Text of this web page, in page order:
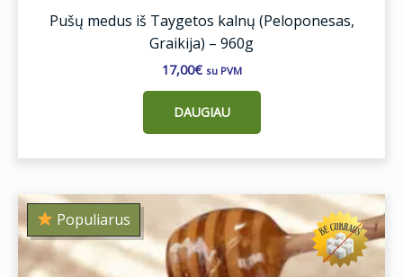
Pušų medus iš Taygetos kalnų (Peloponesas,
Graikija) – 960g
17,00€ su PVM
DAUGIAU
Populiarus